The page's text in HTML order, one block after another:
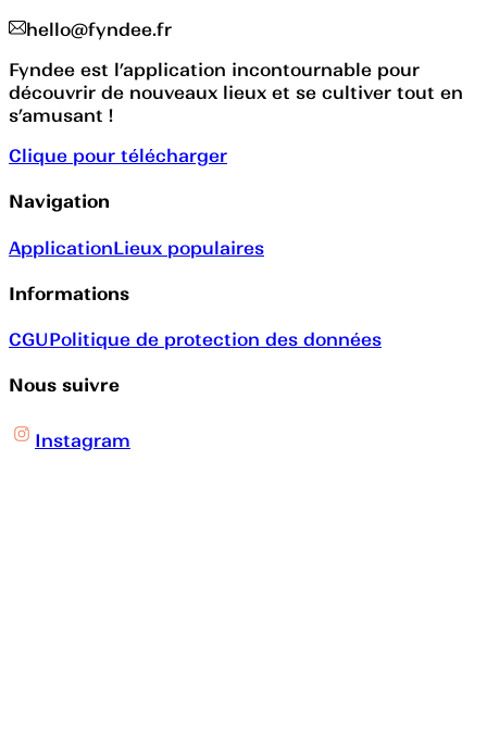
hello@fyndee.fr
Fyndee est l’application incontournable pour
découvrir de nouveaux lieux et se cultiver tout en
s’amusant !
Clique pour télécharger
Navigation
ApplicationLieux populaires
Informations
CGUPolitique de protection des données
Nous suivre
Instagram